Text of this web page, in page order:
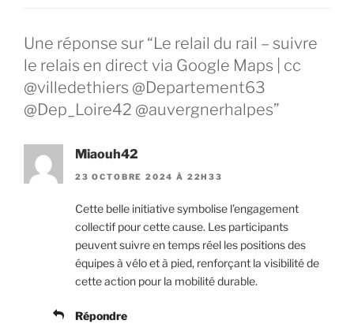
Une réponse sur “Le relail du rail – suivre
le relais en direct via Google Maps | cc
@villedethiers @Departement63
@Dep_Loire42 @auvergnerhalpes”
Miaouh42
23 OCTOBRE 2024 À 22H33
Cette belle initiative symbolise l’engagement
collectif pour cette cause. Les participants
peuvent suivre en temps réel les positions des
équipes à vélo et à pied, renforçant la visibilité de
cette action pour la mobilité durable.
Répondre